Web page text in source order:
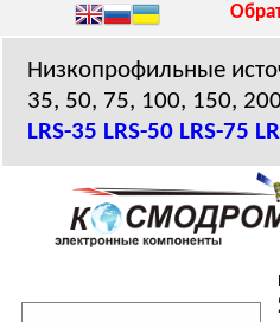
Низкопрофильные
35, 50, 75, 100, 150,
LRS-35 LRS-50 LRS-75